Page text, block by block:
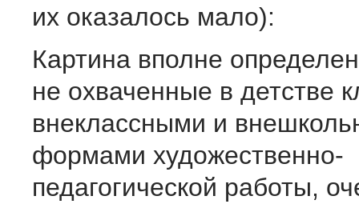
их оказалось мало):
Картина вполне
не охваченные в детстве
внеклассными и
формами художественно-
педагогической работы,